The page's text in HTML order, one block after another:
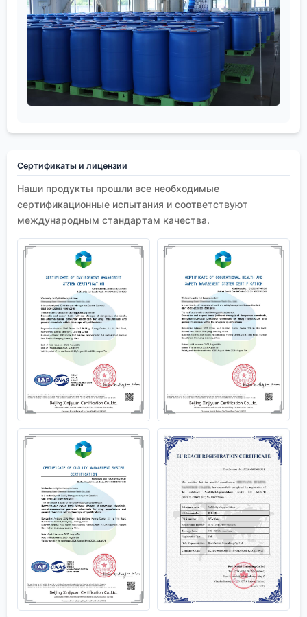
Сертификаты и лицензии
Наши продукты прошли все необходимые
сертификационные испытания и соответствуют
международным стандартам качества.